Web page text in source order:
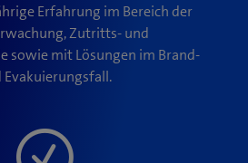
Erfahrung im Bereich der
Zutritts- und
sowie mit Lösungen im Brand-
Evakuierungsfall.